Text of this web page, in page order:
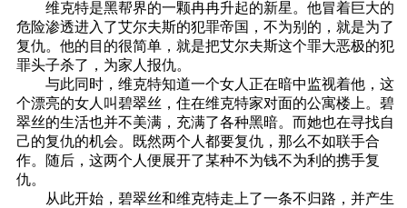
维克特是黑帮界的一颗冉冉升起的新星。他冒着巨大的
危险渗透进入了艾尔夫斯的犯罪帝国，不为别的，就是为了
复仇。他的目的很简单，就是把艾尔夫斯这个罪大恶极的犯
罪头子杀了，为家人报仇。
与此同时，维克特知道一个女人正在暗中监视着他，这
个漂亮的女人叫碧翠丝，住在维克特家对面的公寓楼上。碧
翠丝的生活也并不美满，充满了各种黑暗。而她也在寻找自
己的复仇的机会。既然两个人都要复仇，那么不如联手合
作。随后，这两个人便展开了某种不为钱不为利的携手复
仇。
从此开始，碧翠丝和维克特走上了一条不归路，并产生